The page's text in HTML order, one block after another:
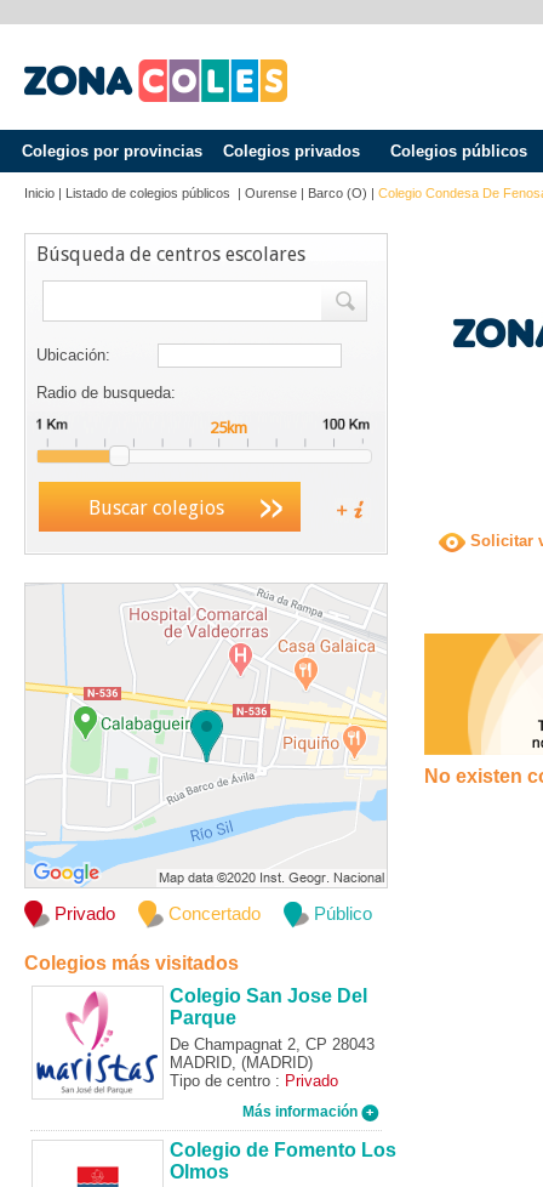
Colegios por provincias Colegios privados Colegios públicos
Inicio | Listado de colegios públicos | Ourense | Barco (o) | Colegio Condesa De
Búsqueda de centros escolares
Ubicación:
Radio de busqueda:
Buscar colegios
Privado Concertado Público
Colegios más visitados
Colegio San Jose Del
Parque
De Champagnat 2, CP 28043
MADRID, (MADRID)
Tipo de centro : Privado
Más información
Colegio de Fomento Los
Olmos
Solicitar
No existen